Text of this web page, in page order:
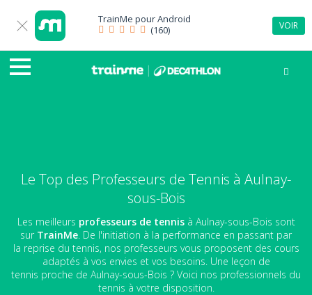
TrainMe pourAndroid
(160)
VOIR
Le Top des Professeurs de Tennis à Aulnay-
sous-Bois
Les meilleurs professeurs de tennisà Aulnay-sous-Bois sont
sur TrainMe . De l'initiation à la performance en passant par
la reprise du tennis, nos professeurs vous proposent des cours
adaptés à vos envies et vos besoins. Une leçon de
tennis proche de Aulnay-sous-Bois ? Voici nos professionnels du
tennis à votre disposition.